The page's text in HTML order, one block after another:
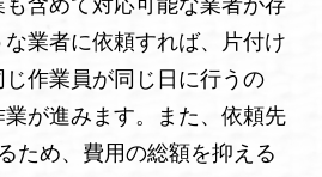
含めて対応可能な業者が存
業者に依頼すれば、片付け
作業員が同じ日に行うの
が進みます。また、依頼先
ため、費用の総額を抑える